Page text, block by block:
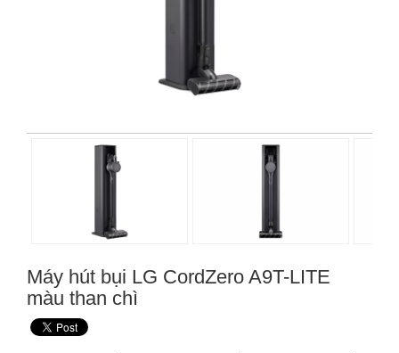
Máy hút bụi LG CordZero A9T-LITE
màu than chì